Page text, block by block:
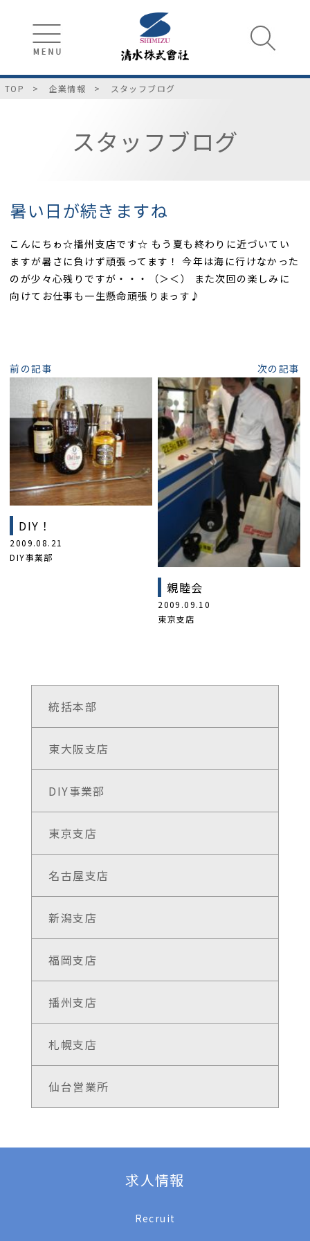
TOP 企業情報 スタッフブログ
スタッフブログ
暑い日が続きますね
こんにちゎ☆播州支店です☆ もう夏も終わりに近づいてい
ますが暑さに負けず頑張ってます！ 今年は海に行けなかった
のが少々心残りですが・・・（＞＜） また次回の楽しみに
向けてお仕事も一生懸命頑張りまっす♪
前の記事
DIY！
2009.08.21
DIY事業部
次の記事
親睦会
2009.09.10
東京支店
統括本部
東大阪支店
DIY事業部
東京支店
名古屋支店
新潟支店
福岡支店
播州支店
札幌支店
仙台営業所
求人情報
Recruit